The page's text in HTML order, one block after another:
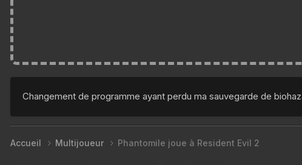
Changement de programme ayant perdu ma sauvegarde de
Accueil Multijoueur Phantomile joue à Resident Evil 2